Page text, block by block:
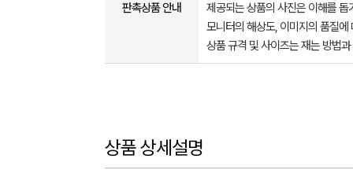
판촉상품 안내
제공되는 상품의 사진은 이해를
모니터의 해상도, 이미지의 품질
상품 규격 및 사이즈는 재는 방법
상품 상세설명